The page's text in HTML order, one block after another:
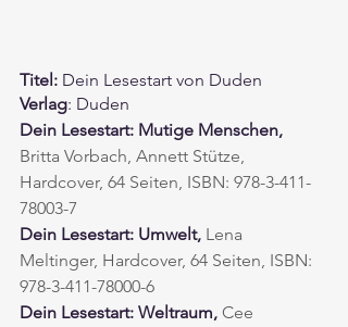
Titel: Dein Lesestart von Duden
Verlag: Duden
Dein Lesestart: Mutige Menschen,
Britta Vorbach, Annett Stütze,
Hardcover, 64 Seiten, ISBN: 978-3-411-
78003-7
Dein Lesestart: Umwelt, Lena
Meltinger, Hardcover, 64 Seiten, ISBN:
978-3-411-78000-6
Dein Lesestart: Weltraum, Cee